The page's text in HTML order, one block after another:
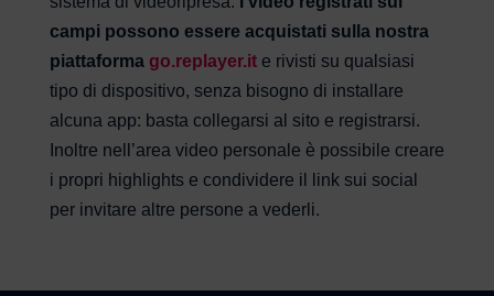
campi possono essere acquistati sulla nostra
piattaforma go.replayer.ite rivisti su qualsiasi
tipo di dispositivo, senza bisogno di installare
alcuna app: basta collegarsi al sito e registrarsi.
Inoltre nell’area video personale è possibile creare
i propri highlights e condividere il link sui social
per invitare altre persone a vederli.